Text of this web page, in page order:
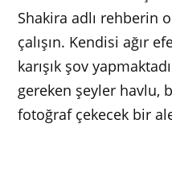
Shakira adlı rehberin
çalışın. Kendisi ağır
karışık şov
gereken şeyler havlu,
fotoğraf çekecek bir